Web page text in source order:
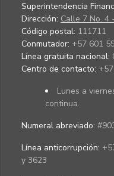
Superintendencia
Dirección: Calle 7 No. 4
Código postal: 111711
Conmutador: +57 601
Línea gratuita nacional:
Centro de contacto:
Lunes a
continua.
Numeral abreviado:
Línea anticorrupción:
y 3623